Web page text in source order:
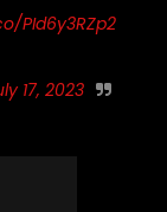
PId6y3RZp2
17, 2023